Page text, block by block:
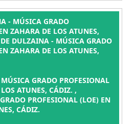
- MÚSICA GRADO
ZAHARA DE LOS ATUNES,
DULZAINA - MÚSICA GRADO
ZAHARA DE LOS ATUNES,
GRADO PROFESIONAL
ATUNES, CÁDIZ. ,
PROFESIONAL (LOE) EN
CÁDIZ.